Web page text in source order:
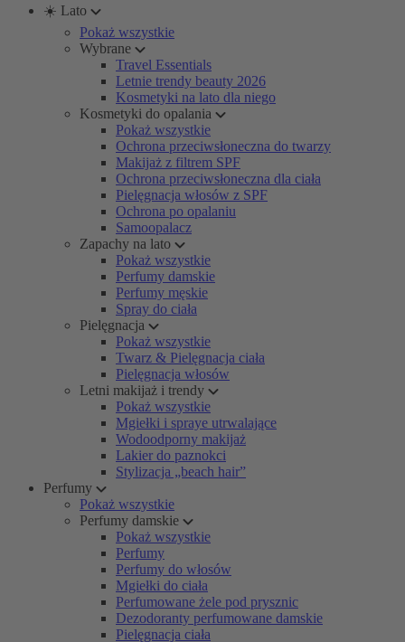
☀️ Lato
Pokaż wszystkie
Wybrane
Travel Essentials
Letnie trendy beauty 2026
Kosmetyki na lato dla niego
Kosmetyki do opalania
Pokaż wszystkie
Ochrona przeciwsłoneczna do twarzy
Makijaż z filtrem SPF
Ochrona przeciwsłoneczna dla ciała
Pielęgnacja włosów z SPF
Ochrona po opalaniu
Samoopalacz
Zapachy na lato
Pokaż wszystkie
Perfumy damskie
Perfumy męskie
Spray do ciała
Pielęgnacja
Pokaż wszystkie
Twarz & Pielęgnacja ciała
Pielęgnacja włosów
Letni makijaż i trendy
Pokaż wszystkie
Mgiełki i spraye utrwalające
Wodoodporny makijaż
Lakier do paznokci
Stylizacja „beach hair”
Perfumy
Pokaż wszystkie
Perfumy damskie
Pokaż wszystkie
Perfumy
Perfumy do włosów
Mgiełki do ciała
Perfumowane żele pod prysznic
Dezodoranty perfumowane damskie
Pielęgnacja ciała